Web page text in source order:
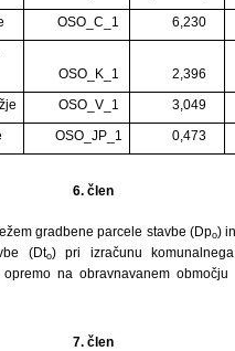
OSO_C_1 6,230
OSO_K_1 2,396
OSO_V_1 3,049
OSO_JP_1 0,473
6. člen
gradbene parcele stavbe (Dpo)
(Dto) pri izračunu
na obravnavanem
7. člen